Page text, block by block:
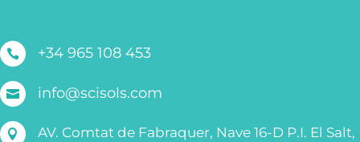
 +34 965 108 453
 info@scisols.com

AV. Comtat de Fabraquer, Nave 16-D P.I. El Salt,